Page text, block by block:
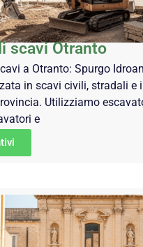
scavi Otranto
a Otranto: Spurgo
in scavi civili, stradali e
Utilizziamo
e